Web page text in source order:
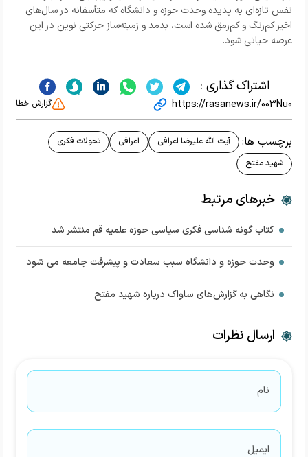
نفس تازه‌ای به پدیده وحدت حوزه و دانشگاه که متأسفانه در سال‌های
اخیر کم‌رنگ و کم‌رمق شده است، بدمد و زمینه‌ساز حرکتی نوین در این
عرصه حیاتی شود.
اشتراک گذاری :
https://rasanews.ir/003Nu0 گزارش خطا
برچسب ها: آیت الله علیرضا اعرافی اعرافی
تحولات فکری
شهید مفتح
خبرهای مرتبط
كتاب گونه شناسی فکری سیاسی حوزه علمیه قم منتشر شد
وحدت حوزه و دانشگاه سبب سعادت و پیشرفت جامعه می شود
نگاهی به گزارش‌های ساواک درباره شهید مفتح
ارسال نظرات